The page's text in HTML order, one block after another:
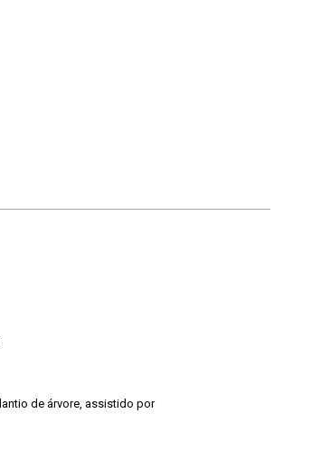
de árvore, assistido por